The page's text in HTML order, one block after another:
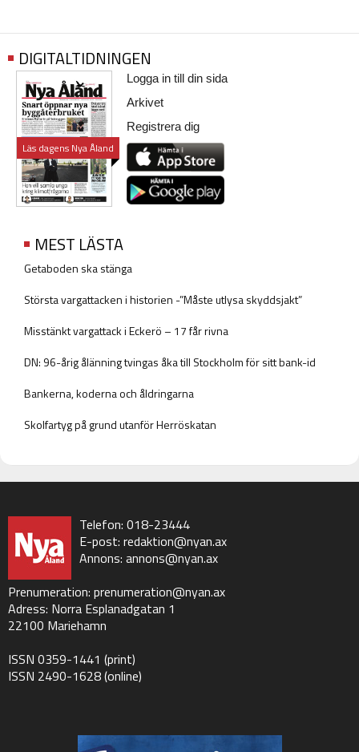
DIGITALTIDNINGEN
Läs dagens Nya Åland
Logga in till din sida
Arkivet
Registrera dig
MEST LÄSTA
Getaboden ska stänga
Största vargattacken i historien -”Måste utlysa skyddsjakt”
Misstänkt vargattack i Eckerö – 17 får rivna
DN: 96-årig ålänning tvingas åka till Stockholm för sitt bank-id
Bankerna, koderna och åldringarna
Skolfartyg på grund utanför Herröskatan
Telefon: 018-23444
E-post: redaktion@nyan.ax
Annons: annons@nyan.ax
Prenumeration: prenumeration@nyan.ax
Adress: Norra Esplanadgatan 1
22100 Mariehamn
ISSN 0359-1441 (print)
ISSN 2490-1628 (online)